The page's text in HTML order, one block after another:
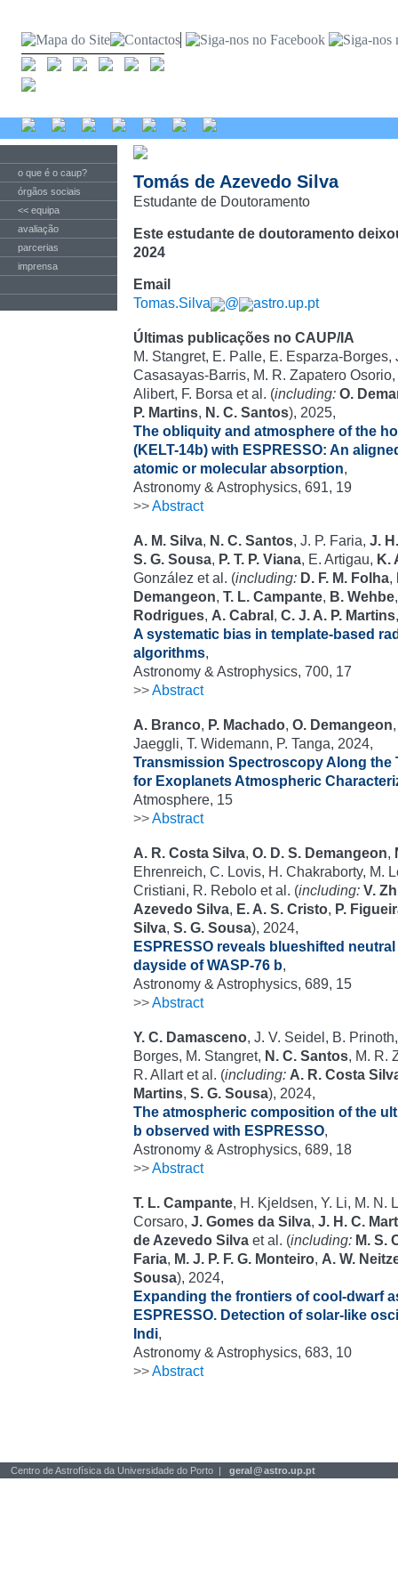
o que é o caup?
órgãos sociais
<< equipa
avaliação
parcerias
imprensa
Tomás de Azevedo Silva
Estudante de Doutoramento
Este estudante de doutoramento
2024
Email
Tomas.Silva
@ astro.up.pt
Últimas publicações no CAUP/IA
M. Stangret, E. Palle, E. Esparza-Borges,
Casasayas-Barris, M. R. Zapatero Osorio,
Alibert, F. Borsa et al. (including: O.
P. Martins, N. C. Santos), 2025,
The obliquity and atmosphere of the
(KELT-14b) with ESPRESSO: An
atomic or molecular absorption,
Astronomy & Astrophysics, 691, 19
>>Abstract
A. M. Silva, N. C. Santos, J. P. Faria, J.
S. G. Sousa, P. T. P. Viana, E. Artigau, K.
González et al. (including: D. F. M. Folha,
Demangeon, T. L. Campante, B. Wehbe
Rodrigues, A. Cabral , C. J. A. P. Martins
A systematic bias in template-based
algorithms,
Astronomy & Astrophysics, 700, 17
>>Abstract
A. Branco, P. Machado, O. Demangeon
Jaeggli, T. Widemann, P. Tanga, 2024,
Transmission Spectroscopy Along the
for Exoplanets Atmospheric
Atmosphere, 15
>>Abstract
A. R. Costa Silva, O. D. S. Demangeon,
Ehrenreich, C. Lovis, H. Chakraborty, M.
Cristiani, R. Rebolo et al. (including: V.
Azevedo Silva, E. A. S. Cristo, P.
Silva, S. G. Sousa), 2024,
ESPRESSO reveals blueshifted
dayside of WASP-76 b,
Astronomy & Astrophysics, 689, 15
>>Abstract
Y. C. Damasceno, J. V. Seidel, B.
Borges, M. Stangret, N. C. Santos, M. R.
R. Allart et al. (including: A. R. Costa
Martins, S. G. Sousa), 2024,
The atmospheric composition of the
b observed with ESPRESSO,
Astronomy & Astrophysics, 689, 18
>>Abstract
T. L. Campante, H. Kjeldsen, Y. Li, M. N.
Corsaro, J. Gomes da Silva, J. H. C.
de Azevedo Silva et al. (including: M. S.
Faria, M. J. P. F. G. Monteiro, A. W.
Sousa), 2024,
Expanding the frontiers of cool-dwarf
ESPRESSO. Detection of solar-like
Indi,
Astronomy & Astrophysics, 683, 10
>>Abstract
Centro de Astrofísica da Universidade do Porto | geral@astro.up.pt